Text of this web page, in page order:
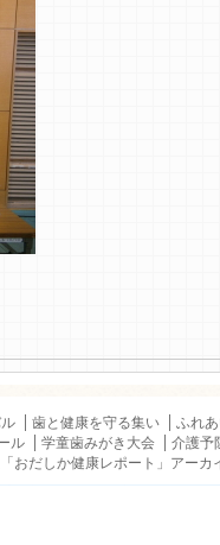
歯と健康を守る集い ふれ
ル 学童歯みがき大会 介護予
おだしか健康レポート」アーカ